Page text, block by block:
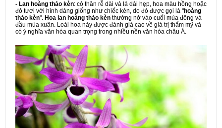
- Lan hoàng thảo kèn: có thân rễ dài và lá dài hẹp, hoa màu hồng hoặc
đỏ tươi với hình dáng giống như chiếc kèn, do đó được gọi là "hoàng
thảo kèn". Hoa lan hoàng thảo kèn thường nở vào cuối mùa đông và
đầu mùa xuân. Loài hoa này được đánh giá cao về giá trị thẩm mỹ và
có ý nghĩa văn hóa quan trọng trong nhiều nền văn hóa châu Á.